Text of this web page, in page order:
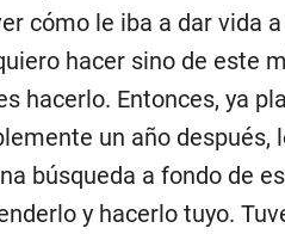
cómo le iba a dar vida
hacer sino de este
hacerlo. Entonces, ya
un año después,
búsqueda a fondo de
y hacerlo tuyo.